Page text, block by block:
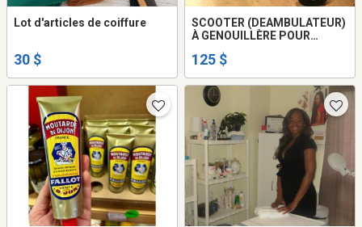
Lot d'articles de coiffure
30 $
SCOOTER (DEAMBULATEUR)
À GENOUILLÈRE POUR
125 $